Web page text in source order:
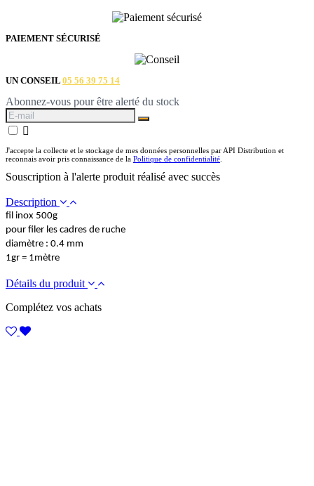
PAIEMENT SÉCURISÉ
UN CONSEIL 05 56 39 75 14
Abonnez-vous pour être alerté du stock

J'accepte la collecte et le stockage de mes données personnelles par API Distribution et
reconnais avoir pris connaissance de la Politique de confidentialité.
Souscription à l'alerte produit réalisé avec succès
Description
fil inox 500g
pour filer les cadres de ruche
diamètre : 0.4 mm
1gr = 1mètre
Détails du produit
Complétez vos achats